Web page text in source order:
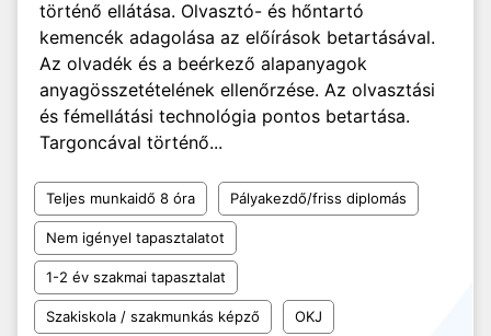
történő ellátása. Olvasztó- és hőntartó
kemencék adagolása az előírások betartásával.
Az olvadék és a beérkező alapanyagok
anyagösszetételének ellenőrzése. Az olvasztási
és fémellátási technológia pontos betartása.
Targoncával történő...
Teljes munkaidő 8 óra Pályakezdő/friss diplomás
Nem igényel tapasztalatot
1-2 év szakmai tapasztalat
Szakiskola / szakmunkás képző OKJ